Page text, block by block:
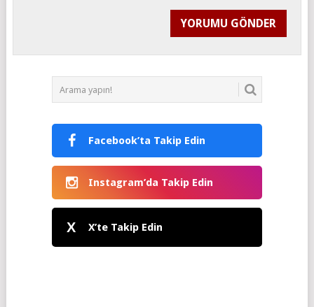
Facebook’ta Takip Edin
Instagram’da Takip Edin
X X’te Takip Edin